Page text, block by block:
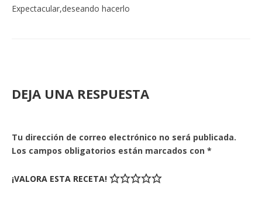
Expectacular,deseando hacerlo
DEJA UNA RESPUESTA
Tu dirección de correo electrónico no será publicada.
Los campos obligatorios están marcados con *
¡VALORA ESTA RECETA!